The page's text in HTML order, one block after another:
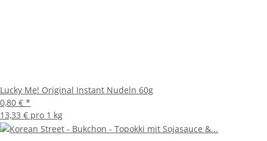
Lucky Me! Original Instant Nudeln 60g
0,80 € *
13,33 € pro 1 kg